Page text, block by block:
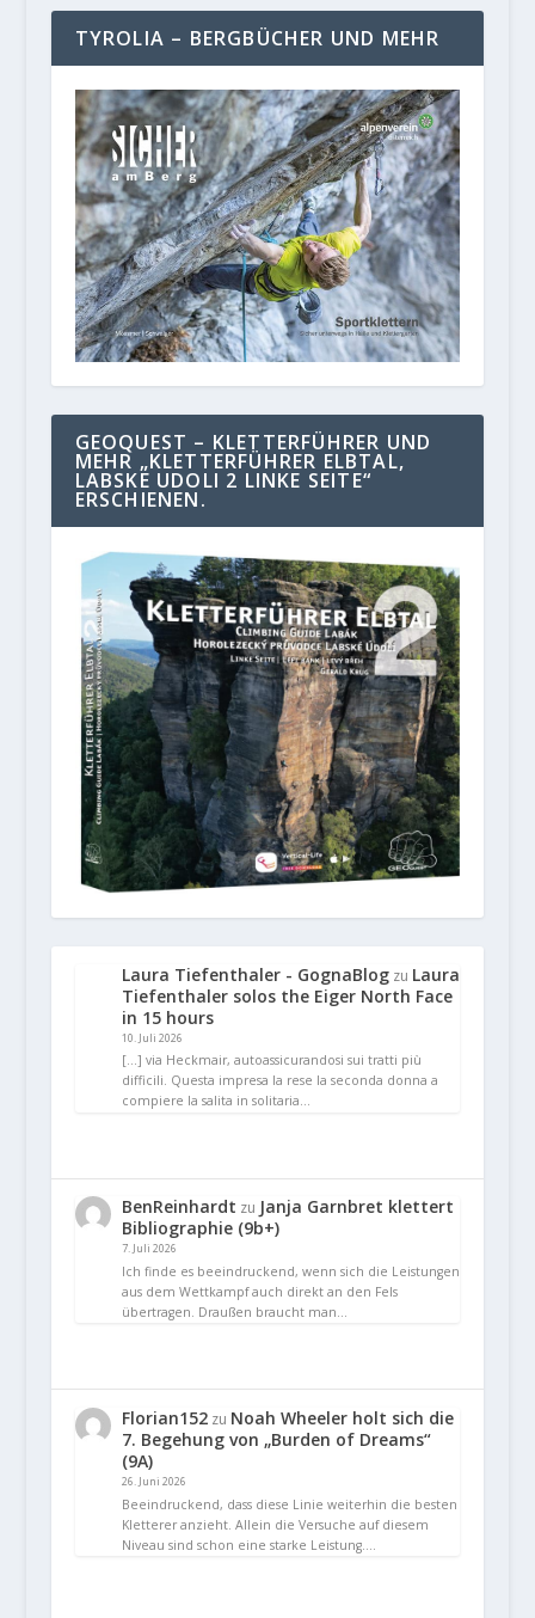
TYROLIA – BERGBÜCHER UND MEHR
GEOQUEST – KLETTERFÜHRER UND
MEHR „KLETTERFÜHRER ELBTAL,
LABSKE UDOLI 2 LINKE SEITE“
ERSCHIENEN.
Laura Tiefenthaler - GognaBlogzu Laura
Tiefenthaler solos the Eiger North Face
in 15 hours
10. Juli 2026
[…] via Heckmair, autoassicurandosi sui tratti più
difficili. Questa impresa la rese la seconda donna a
compiere la salita in solitaria…
BenReinhardt zu Janja Garnbret klettert
Bibliographie (9b+)
7. Juli 2026
Ich finde es beeindruckend, wenn sich die Leistungen
aus dem Wettkampf auch direkt an den Fels
übertragen. Draußen braucht man…
Florian152zu Noah Wheeler holt sich die
7. Begehung von „Burden of Dreams“
(9A)
26. Juni 2026
Beeindruckend, dass diese Linie weiterhin die besten
Kletterer anzieht. Allein die Versuche auf diesem
Niveau sind schon eine starke Leistung.…